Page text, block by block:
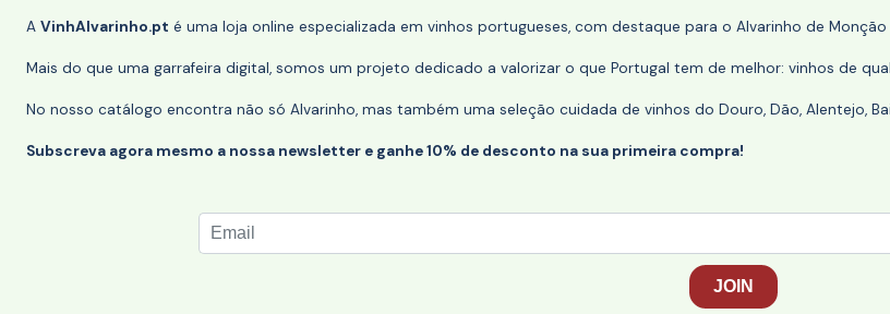
A VinhAlvarinho.pt é uma loja online especializada em vinhos portugueses, com destaque para o Alvarinho de
Mais do que uma garrafeira digital, somos um projeto dedicado a valorizar o que Portugal tem de melhor: vinhos de
No nosso catálogo encontra não só Alvarinho, mas também uma seleção cuidada de vinhos do Douro, Dão, Alentejo,
Subscreva agora mesmo a nossa newsletter e ganhe 10% de desconto na sua primeira compra!